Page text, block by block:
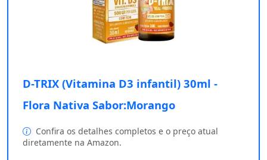
D-TRIX (Vitamina D3 infantil) 30ml -
Flora Nativa Sabor:Morango
Confira os detalhes completos e o preço atual
diretamente na Amazon.